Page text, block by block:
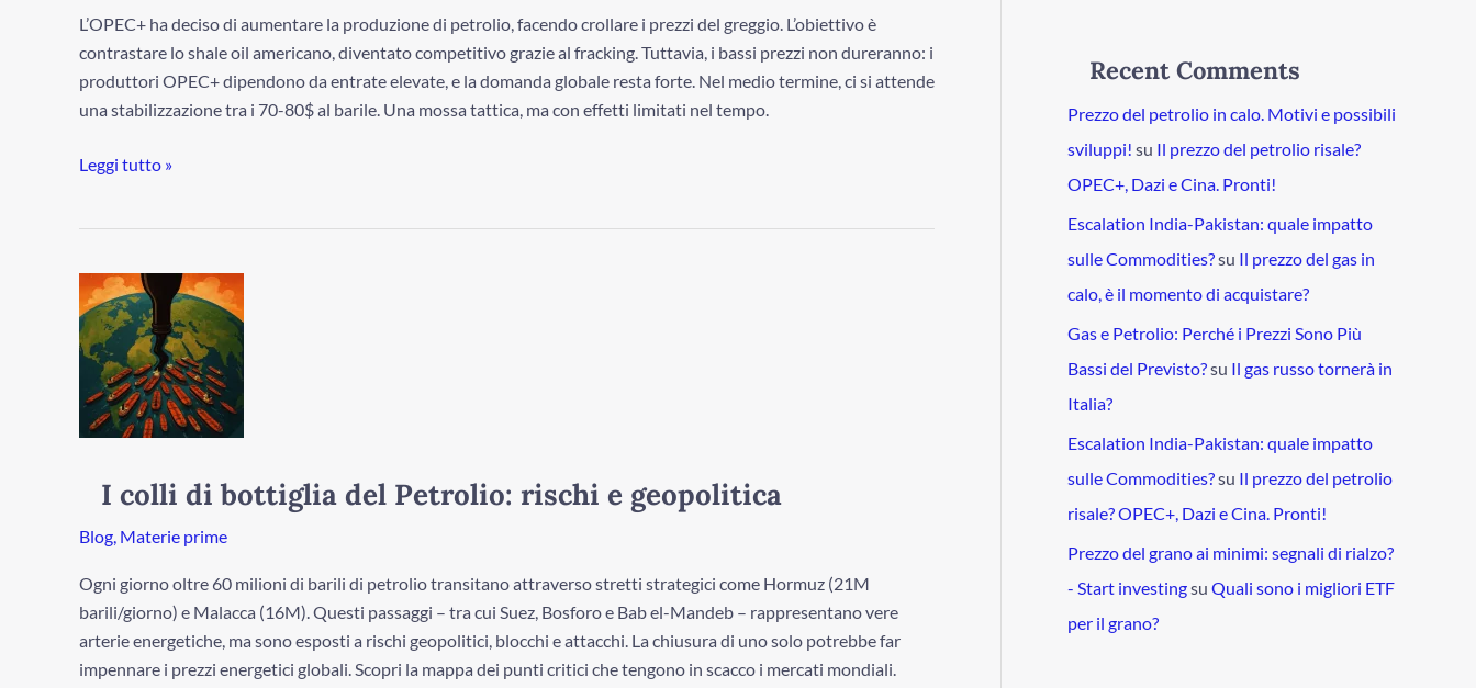
L’OPEC+ ha deciso di aumentare la produzione di petrolio, facendo crollare i prezzi del greggio. L’obiettivo è
contrastare lo shale oil americano, diventato competitivo grazie al fracking. Tuttavia, i bassi prezzi non dureranno: i
produttori OPEC+ dipendono da entrate elevate, e la domanda globale resta forte. Nel medio termine, ci si attende
una stabilizzazione tra i 70-80$ al barile. Una mossa tattica, ma con effetti limitati nel tempo.
Leggi tutto »
I colli di bottiglia del Petrolio: rischi e geopolitica
Blog, Materie prime
Ogni giorno oltre 60 milioni di barili di petrolio transitano attraverso stretti strategici come Hormuz (21M
barili/giorno) e Malacca (16M). Questi passaggi – tra cui Suez, Bosforo e Bab el-Mandeb – rappresentano vere
arterie energetiche, ma sono esposti a rischi geopolitici, blocchi e attacchi. La chiusura di uno solo potrebbe far
impennare i prezzi energetici globali. Scopri la mappa dei punti critici che tengono in scacco i mercati mondiali.
I
colli
di
bottiglia
del
Petrolio:
Recent Comments
Prezzo del petrolio in calo. Motivi e possibili
sviluppi! su Il prezzo del petrolio risale?
OPEC+, Dazi e Cina. Pronti!
Escalation India-Pakistan: quale impatto
sulle Commodities?su Il prezzo del gas in
calo, è il momento di acquistare?
Gas e Petrolio: Perché i Prezzi Sono Più
Bassi del Previsto?su Il gas russo tornerà in
Italia?
Escalation India-Pakistan: quale impatto
sulle Commodities?su Il prezzo del petrolio
risale? OPEC+, Dazi e Cina. Pronti!
Prezzo del grano ai minimi: segnali di rialzo?
- Start investingsu Quali sono i migliori ETF
per il grano?